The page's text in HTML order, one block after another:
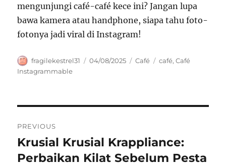
mengunjungi café-café kece ini? Jangan lupa
bawa kamera atau handphone, siapa tahu foto-
fotonya jadi viral di Instagram!
Author
fragilekestrel31
Posted
04/08/2025 Categories
Café Tags
café,Café
Instagrammable
pos
PREVIOUS
Previous
post:
Krusial Krusial Krappliance:
Perbaikan Kilat Sebelum Pesta